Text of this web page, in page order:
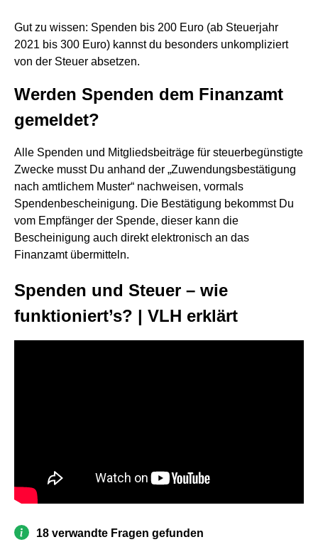
Gut zu wissen: Spenden bis 200 Euro (ab Steuerjahr
2021 bis 300 Euro) kannst du besonders unkompliziert
von der Steuer absetzen.
Werden Spenden dem Finanzamt
gemeldet?
Alle Spenden und Mitgliedsbeiträge für steuerbegünstigte
Zwecke musst Du anhand der „Zuwendungsbestätigung
nach amtlichem Muster“ nachweisen, vormals
Spendenbescheinigung. Die Bestätigung bekommst Du
vom Empfänger der Spende, dieser kann die
Bescheinigung auch direkt elektronisch an das
Finanzamt übermitteln.
Spenden und Steuer – wie
funktioniert’s? | VLH erklärt
18 verwandte Fragen gefunden